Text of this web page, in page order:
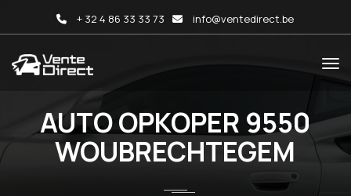
+ 32 4 86 33 33 73 info@ventedirect.be
AUTO OPKOPER 9550
WOUBRECHTEGEM